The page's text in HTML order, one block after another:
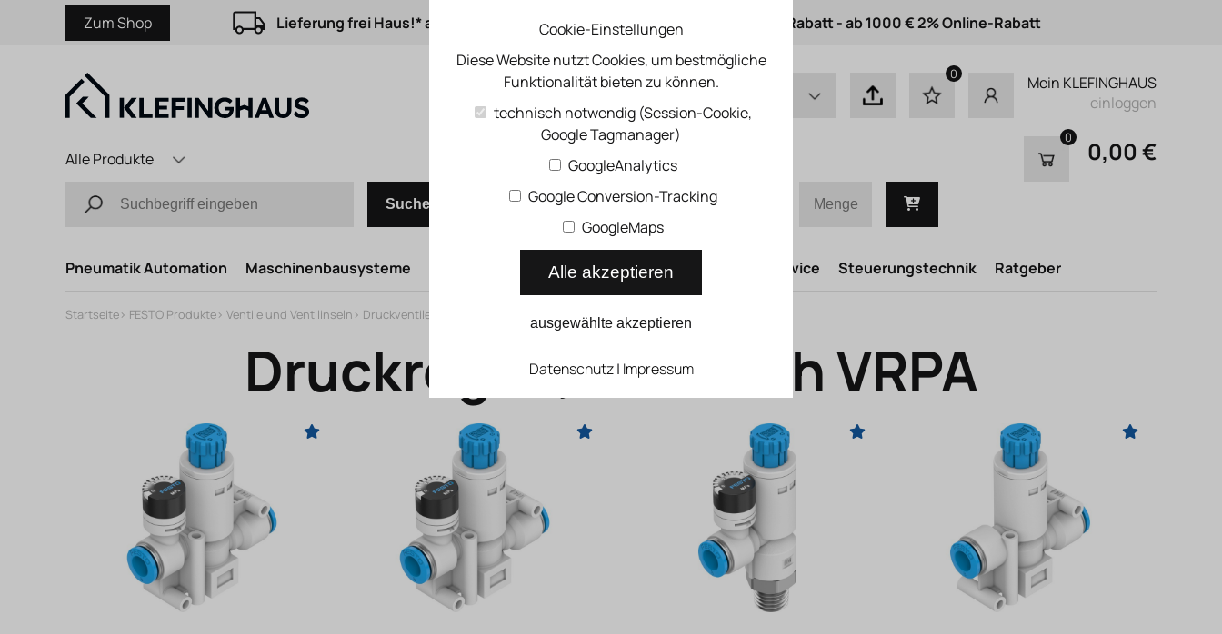
Zum Shop Lieferung frei Haus!* ab 50 € Auftragswert ab 500 € 1% Online-Rabatt - ab 1000 € 2% Online-Rabatt
0
Mein KLEFINGHAUS
einloggen
Alle Produkte
Suchen
Schnellbestellung
0 0,00 €
Pneumatik Automation Maschinenbausysteme Druckluftsysteme Kompressoren Service Steuerungstechnik Ratgeber
Startseite> FESTO Produkte> Ventile und Ventilinseln > Druckventile Druckregler, metrisch VRPA
Druckregler, metrisch VRPA
Cookie-Einstellungen
Diese Website nutzt Cookies, um bestmögliche
Funktionalität bieten zu können.
technisch notwendig (Session-Cookie,
Google Tagmanager)
GoogleAnalytics
Google Conversion-Tracking
GoogleMaps
Alle akzeptieren
ausgewählte akzeptieren
Datenschutz| Impressum